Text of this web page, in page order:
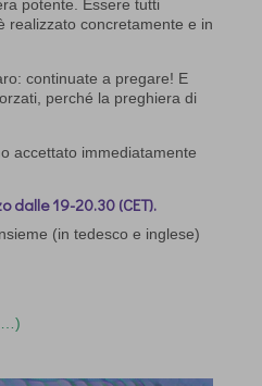
potente. Essere tutti
realizzato concretamente e in
continuate a pregare! E
perché la preghiera di
accettato immediatamente
dalle 19-20.30 (CET).
(in tedesco e inglese)